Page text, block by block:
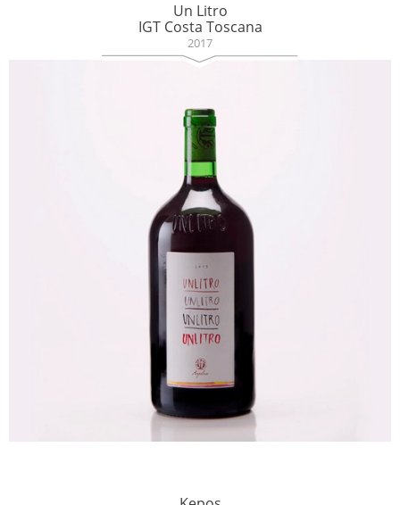
Un Litro
IGT Costa Toscana
2017